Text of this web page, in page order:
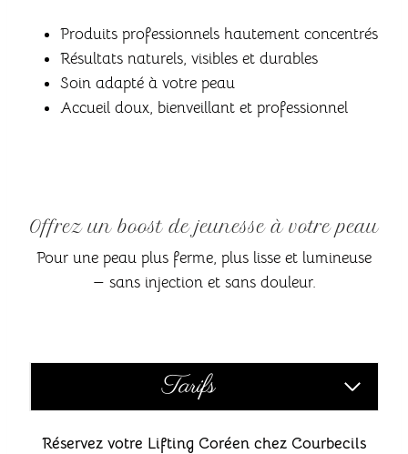
Produits professionnels hautement concentrés
Résultats naturels, visibles et durables
Soin adapté à votre peau
Accueil doux, bienveillant et professionnel
Offrez un boost de jeunesse à votre peau
Pour une peau plus ferme, plus lisse et lumineuse
— sans injection et sans douleur.
Tarifs
Réservez votre Lifting Coréen chez Courbecils